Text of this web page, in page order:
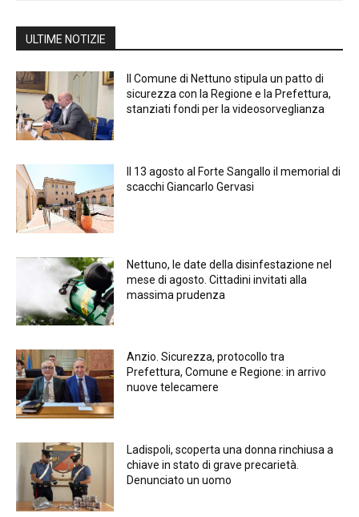
ULTIME NOTIZIE
Il Comune di Nettuno stipula un patto di
sicurezza con la Regione e la Prefettura,
stanziati fondi per la videosorveglianza
Il 13 agosto al Forte Sangallo il memorial di
scacchi Giancarlo Gervasi
Nettuno, le date della disinfestazione nel
mese di agosto. Cittadini invitati alla
massima prudenza
Anzio. Sicurezza, protocollo tra
Prefettura, Comune e Regione: in arrivo
nuove telecamere
Ladispoli, scoperta una donna rinchiusa a
chiave in stato di grave precarietà.
Denunciato un uomo